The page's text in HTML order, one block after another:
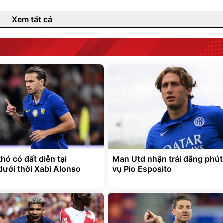
Xem tất cả
có đất diễn tại
thời Xabi Alonso
Man Utd nhận trái đắng
vụ Pio Esposito